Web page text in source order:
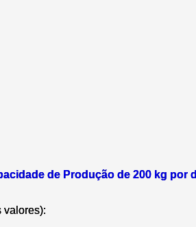
de Produção de 200 kg por
valores):